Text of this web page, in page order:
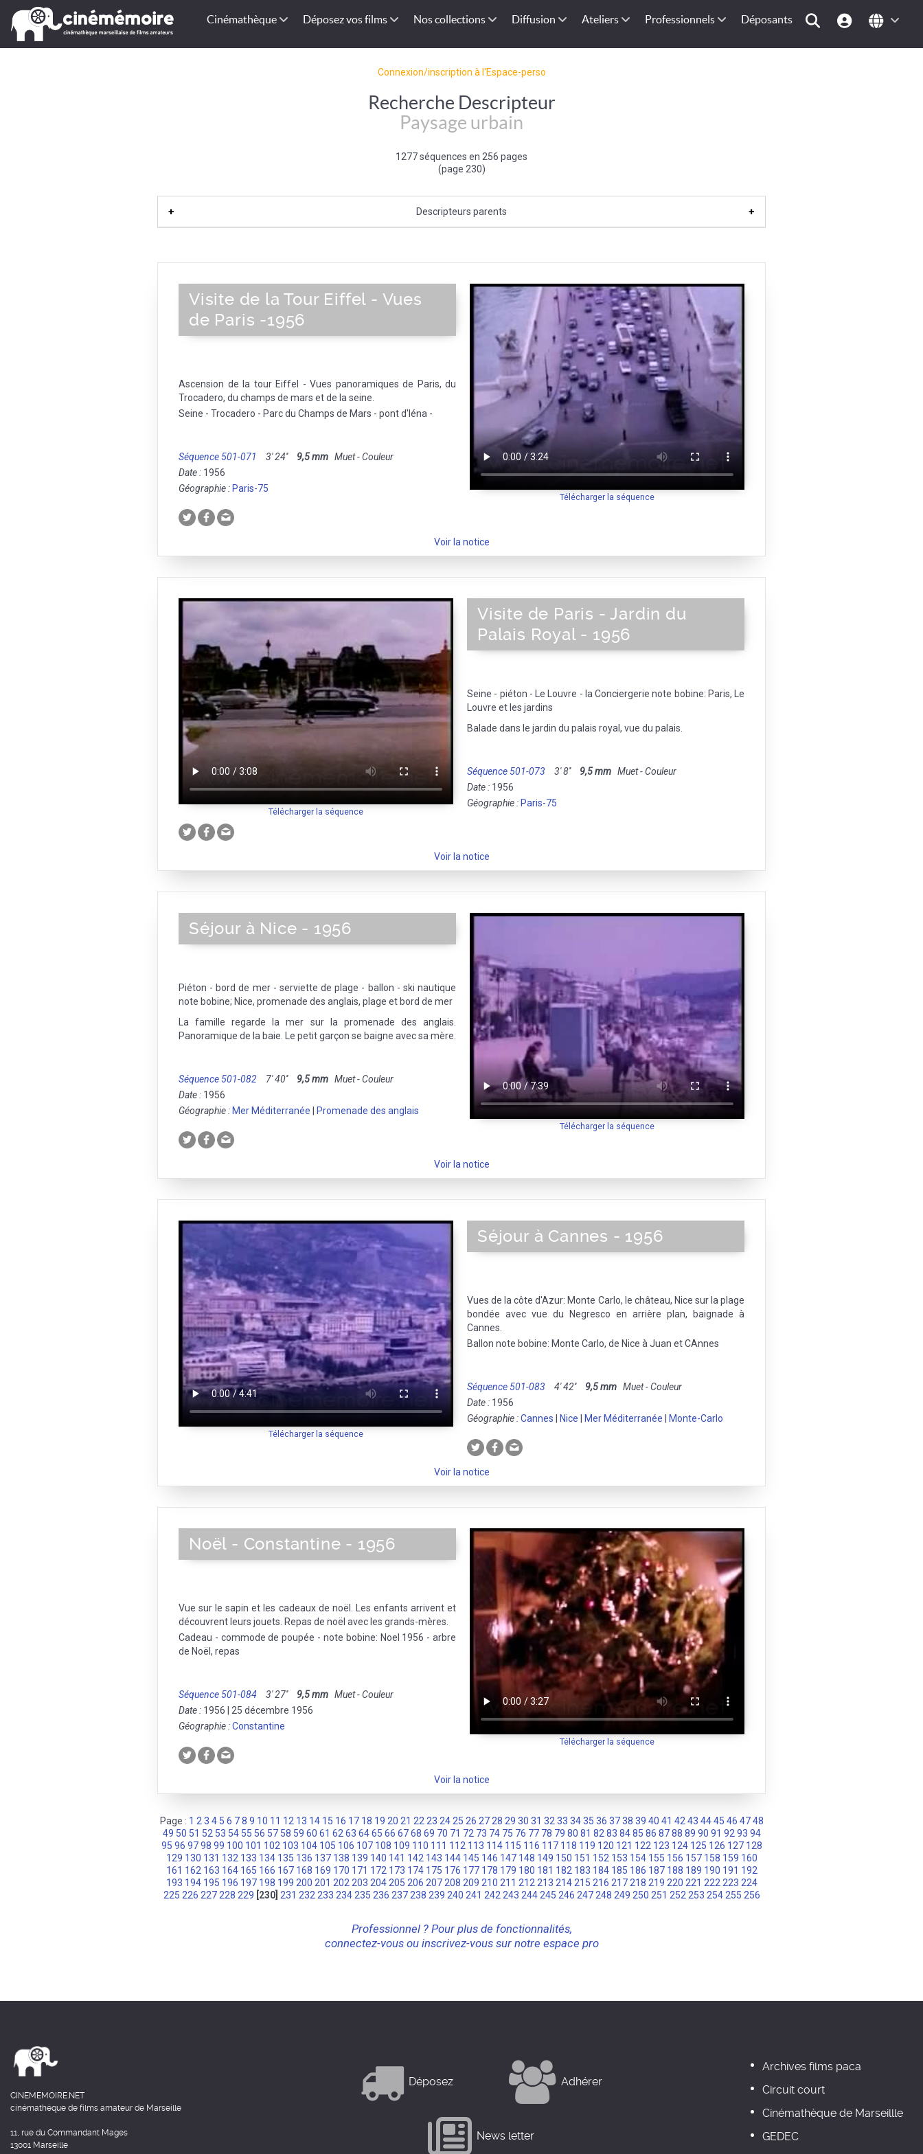
Cinémathèque Déposez vos films Nos collections Diffusion Ateliers Professionnels Déposants
Connexion/inscription à l'Espace-perso
Recherche Descripteur
Paysage urbain
1277 séquences en 256 pages
(page 230)
Descripteurs parents
Télécharger la séquence
Visite de la Tour Eiffel - Vues
de Paris -1956
Ascension de la tour Eiffel - Vues panoramiques de Paris, du
Trocadero, du champs de mars et de la seine.
Seine - Trocadero - Parc du Champs de Mars - pont d'Iéna -
Séquence 501-071 3' 24'' 9,5 mm Muet - Couleur
Date : 1956
Géographie : Paris-75
Voir la notice
Télécharger la séquence
Visite de Paris - Jardin du
Palais Royal - 1956
Seine - piéton - Le Louvre - la Conciergerie note bobine: Paris, Le
Louvre et les jardins
Balade dans le jardin du palais royal, vue du palais.
Séquence 501-073 3' 8'' 9,5 mm Muet - Couleur
Date : 1956
Géographie : Paris-75
Voir la notice
Télécharger la séquence
Séjour à Nice - 1956
Piéton - bord de mer - serviette de plage - ballon - ski nautique
note bobine; Nice, promenade des anglais, plage et bord de mer
La famille regarde la mer sur la promenade des anglais.
Panoramique de la baie. Le petit garçon se baigne avec sa mère.
Séquence 501-082 7' 40'' 9,5 mm Muet - Couleur
Date : 1956
Géographie : Mer Méditerranée Promenade des anglais
Voir la notice
Télécharger la séquence
Séjour à Cannes - 1956
Vues de la côte d'Azur: Monte Carlo, le château, Nice sur la plage
bondée avec vue du Negresco en arrière plan, baignade à
Cannes.
Ballon note bobine: Monte Carlo, de Nice à Juan et CAnnes
Séquence 501-083 4' 42'' 9,5 mm Muet - Couleur
Date : 1956
Géographie :Cannes Nice Mer Méditerranée Monte-Carlo
Voir la notice
Télécharger la séquence
Noël - Constantine - 1956
Vue sur le sapin et les cadeaux de noël. Les enfants arrivent et
découvrent leurs jouets. Repas de noël avec les grands-mères.
Cadeau - commode de poupée - note bobine: Noel 1956 - arbre
de Noël, repas
Séquence 501-084 3' 27'' 9,5 mm Muet - Couleur
Date : 1956 | 25 décembre 1956
Géographie :Constantine
Voir la notice
Page : 1 2 3 4 5 6 7 8 9 10 11 12 13 14 15 16 17 18 19 20 21 22 23 24 25 26 27 28 29 30 31 32 33 34 35 36 37 38 39 40 41 42 43 44 45 46 47 48
49 50 51 52 53 54 55 56 57 58 59 60 61 62 63 64 65 66 67 68 69 70 71 72 73 74 75 76 77 78 79 80 81 82 83 84 85 86 87 88 89 90 91 92 93 94
95 96 97 98 99 100 101 102 103 104 105 106 107 108 109 110 111 112 113 114 115 116 117 118 119 120 121 122 123 124 125 126 127 128
129 130 131 132 133 134 135 136 137 138 139 140 141 142 143 144 145 146 147 148 149 150 151 152 153 154 155 156 157 158 159 160
161 162 163 164 165 166 167 168 169 170 171 172 173 174 175 176 177 178 179 180 181 182 183 184 185 186 187 188 189 190 191 192
193 194 195 196 197 198 199 200 201 202 203 204 205 206 207 208 209 210 211 212 213 214 215 216 217 218 219 220 221 222 223 224
225 226 227 228 229 [230] 231 232 233 234 235 236 237 238 239 240 241 242 243 244 245 246 247 248 249 250 251 252 253 254 255 256
Professionnel ? Pour plus de fonctionnalités,
connectez-vous ou inscrivez-vous sur notre espace pro
CINEMEMOIRE.NET
cinémathèque de films amateur de Marseille
11, rue du Commandant Mages
13001 Marseille
Déposez Adhérer
News letter
Archives films paca
Circuit court
Cinémathèque de Marseillle
GEDEC